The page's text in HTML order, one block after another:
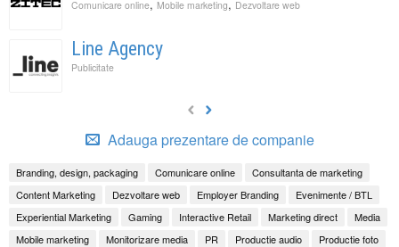
Comunicare online, Mobile marketing, Dezvoltare web
Line Agency
Publicitate
Adauga prezentare de companie
Branding, design, packaging Comunicare online
Consultanta de marketing
Content Marketing
Dezvoltare web Employer Branding
Evenimente / BTL
Experiential Marketing
Gaming Interactive Retail Marketing direct
Media
Mobile marketing
Monitorizare media PR Productie audio
Productie foto